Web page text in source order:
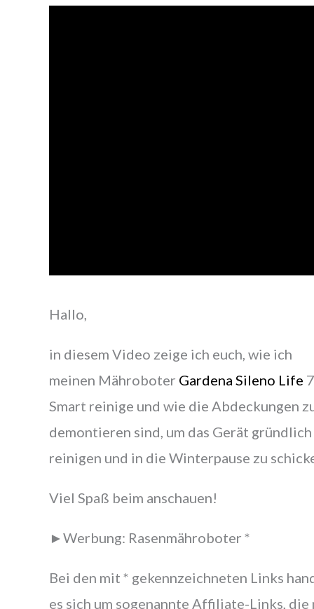
Hallo,
in diesem Video zeige ich euch, wie ich
meinen Mähroboter Gardena Sileno Life
Smart reinige und wie die Abdeckungen
demontieren sind, um das Gerät gründlich
reinigen und in die Winterpause zu
Viel Spaß beim anschauen!
►Werbung: Rasenmähroboter *
Bei den mit * gekennzeichneten Links
es sich um sogenannte Affiliate-Links, die